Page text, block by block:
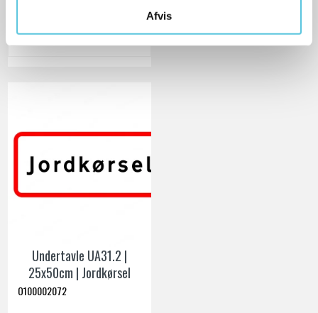
Afvis
Undertavle UA31.2 |
25x50cm | Jordkørsel
O100002072